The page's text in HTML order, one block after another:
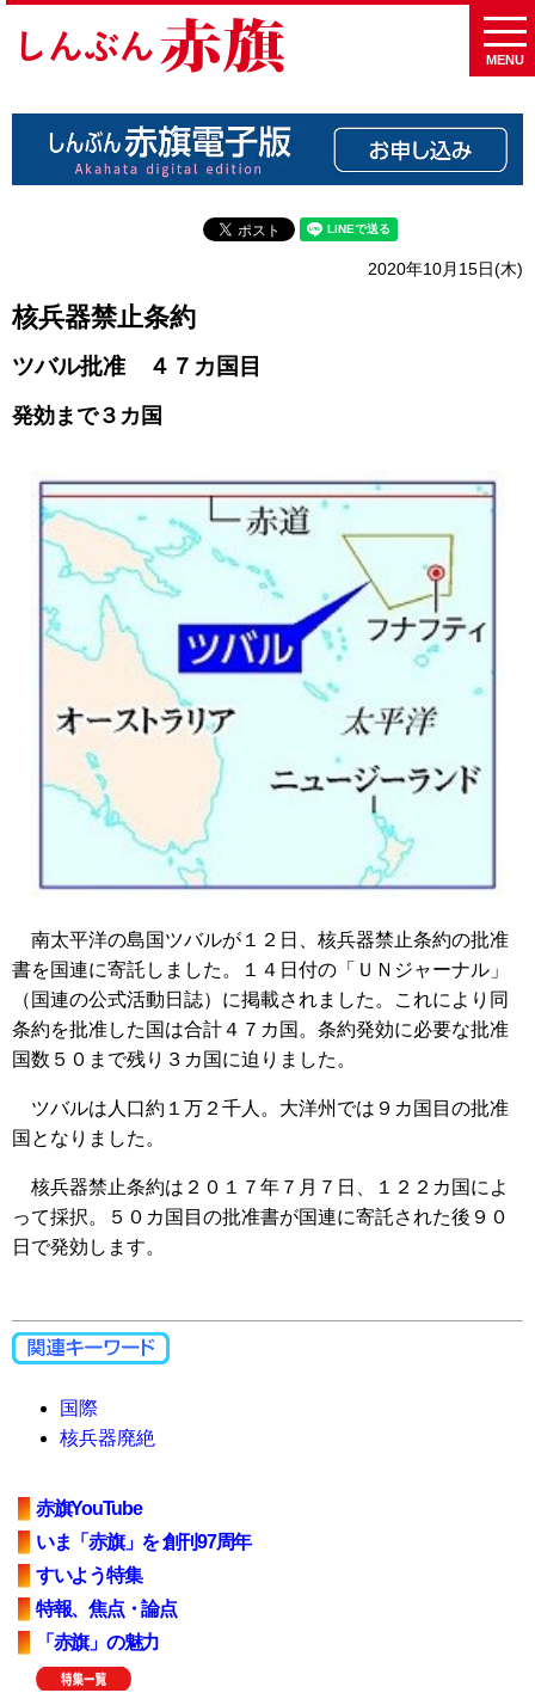
MENU
2020年10月15日(木)
核兵器禁止条約
ツバル批准 ４７カ国目
発効まで３カ国
南太平洋の島国ツバルが１２日、核兵器禁止条約の批准
書を国連に寄託しました。１４日付の「ＵＮジャーナル」
（国連の公式活動日誌）に掲載されました。これにより同
条約を批准した国は合計４７カ国。条約発効に必要な批准
国数５０まで残り３カ国に迫りました。
ツバルは人口約１万２千人。大洋州では９カ国目の批准
国となりました。
核兵器禁止条約は２０１７年７月７日、１２２カ国によ
って採択。５０カ国目の批准書が国連に寄託された後９０
日で発効します。
国際
核兵器廃絶
赤旗YouTube
いま「赤旗」を 創刊97周年
すいよう特集
特報、焦点・論点
「赤旗」の魅力